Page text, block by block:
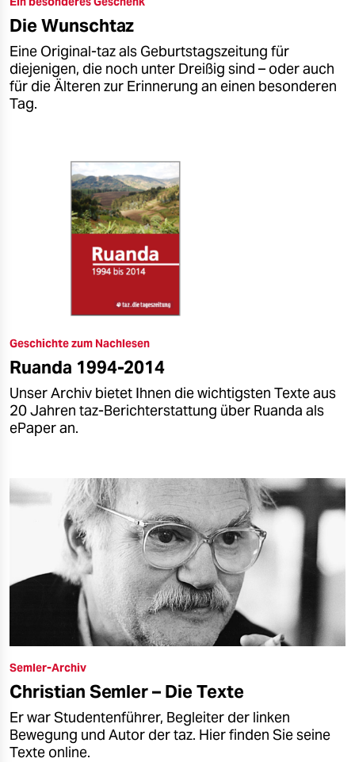
epaper login
Die Wunschtaz
Eine Original-taz als Geburtstagszeitung für
diejenigen, die noch unter Dreißig sind – oder auch
für die Älteren zur Erinnerung an einen besonderen
Tag.
Geschichte zum Nachlesen
Ruanda 1994-2014
Unser Archiv bietet Ihnen die wichtigsten Texte aus
20 Jahren taz-Berichterstattung über Ruanda als
ePaper an.
Semler-Archiv
Christian Semler – Die Texte
Er war Studentenführer, Begleiter der linken
Bewegung und Autor der taz. Hier finden Sie seine
Texte online.